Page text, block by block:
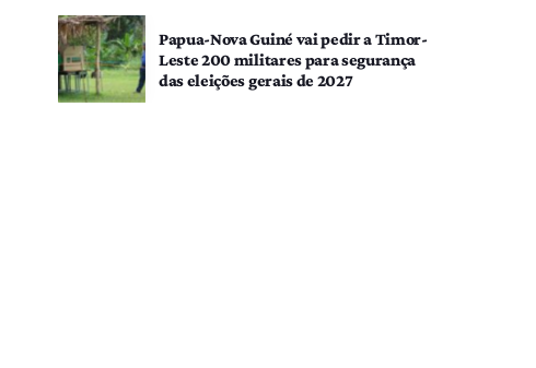
Papua-Nova Guiné vai pedir a Timor-
Leste 200 militares para segurança
das eleições gerais de 2027